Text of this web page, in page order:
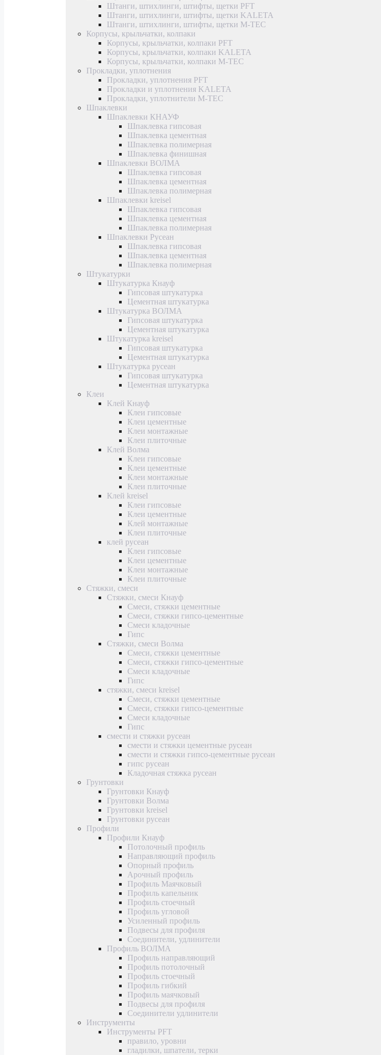
Штанги, штихлинги, штифты, щетки PFT
Штанги, штихлинги, штифты, щетки KALETA
Штанги, штихлинги, штифты, щетки M-TEC
Корпусы, крыльчатки, колпаки
Корпусы, крыльчатки, колпаки PFT
Корпусы, крыльчатки, колпаки KALETA
Корпусы, крыльчатки, колпаки M-TEC
Прокладки, уплотнения
Прокладки, уплотнения PFT
Прокладки и уплотнения KALETA
Прокладки, уплотнители M-TEC
Шпаклевки
Шпаклевки КНАУФ
Шпаклевка гипсовая
Шпаклевка цементная
Шпаклевка полимерная
Шпаклевка финишная
Шпаклевки ВОЛМА
Шпаклевка гипсовая
Шпаклевка цементная
Шпаклевка полимерная
Шпаклевки kreisel
Шпаклевка гипсовая
Шпаклевка цементная
Шпаклевка полимерная
Шпаклевки Русеан
Шпаклевка гипсовая
Шпаклевка цементная
Шпаклевка полимерная
Штукатурки
Штукатурка Кнауф
Гипсовая штукатурка
Цементная штукатурка
Штукатурка ВОЛМА
Гипсовая штукатурка
Цементная штукатурка
Штукатурка kreisel
Гипсовая штукатурка
Цементная штукатурка
Штукатурка русеан
Гипсовая штукатурка
Цементная штукатурка
Клеи
Клей Кнауф
Клеи гипсовые
Клеи цементные
Клеи монтажные
Клеи плиточные
Клей Волма
Клеи гипсовые
Клеи цементные
Клеи монтажные
Клеи плиточные
Клей kreisel
Клеи гипсовые
Клеи цементные
Клей монтажные
Клеи плиточные
клей русеан
Клеи гипсовые
Клеи цементные
Клеи монтажные
Клеи плиточные
Стяжки, смеси
Стяжки, смеси Кнауф
Смеси, стяжки цементные
Смеси, стяжки гипсо-цементные
Смеси кладочные
Гипс
Стяжки, смеси Волма
Смеси, стяжки цементные
Смеси, стяжки гипсо-цементные
Смеси кладочные
Гипс
стяжки, смеси kreisel
Смеси, стяжки цементные
Смеси, стяжки гипсо-цементные
Смеси кладочные
Гипс
смести и стяжки русеан
смести и стяжки цементные русеан
смести и стяжки гипсо-цементные русеан
гипс русеан
Кладочная стяжка русеан
Грунтовки
Грунтовки Кнауф
Грунтовки Волма
Грунтовки kreisel
Грунтовки русеан
Профили
Профили Кнауф
Потолочный профиль
Направляющий профиль
Опорный профиль
Арочный профиль
Профиль Маячковый
Профиль капельник
Профиль стоечный
Профиль угловой
Усиленный профиль
Подвесы для профиля
Соединители, удлинители
Профиль ВОЛМА
Профиль направляющий
Профиль потолочный
Профиль стоечный
Профиль гибкий
Профиль маячковый
Подвесы для профиля
Соединители удлинители
Инструменты
Инструменты PFT
правило, уровни
гладилки, шпатели, терки